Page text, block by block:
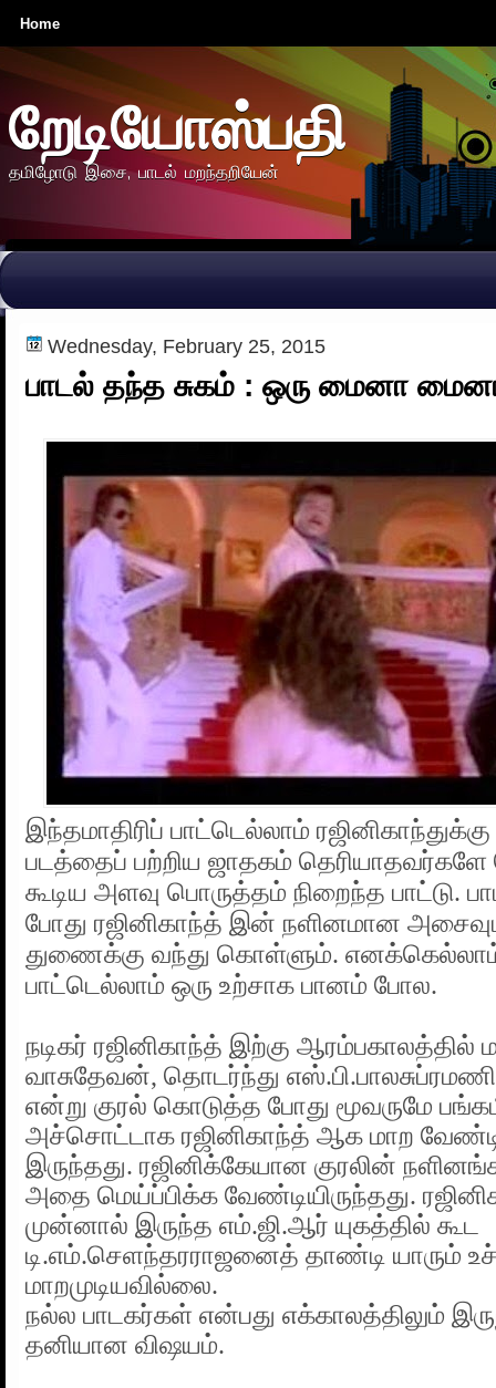
Home
றேடியோஸ்பதி
தமிழோடு இசை, பாடல் மறந்தறியேன்
Wednesday, February 25, 2015
பாடல் தந்த சுகம் : ஒரு மைனா
இந்தமாதிரிப் பாட்டெல்லாம் ரஜினிகாந்துக்கு
படத்தைப் பற்றிய ஜாதகம்
கூடிய அளவு பொருத்தம் நிறைந்த பாட்டு.
போது ரஜினிகாந்த் இன் நளினமான
துணைக்கு வந்து கொள்ளும்.
பாட்டெல்லாம் ஒரு உற்சாக பானம் போல.
நடிகர் ரஜினிகாந்த் இற்கு ஆரம்பகாலத்தில்
வாசுதேவன், தொடர்ந்து
என்று குரல் கொடுத்த போது மூவருமே
அச்சொட்டாக ரஜினிகாந்த் ஆக மாற
இருந்தது. ரஜினிக்கேயான குரலின்
அதை மெய்ப்பிக்க வேண்டியிருந்தது.
முன்னால் இருந்த எம்.ஜி.ஆர் யுகத்தில் கூட
டி.எம்.செளந்தரராஜனைத் தாண்டி யாரும்
மாறமுடியவில்லை.
நல்ல பாடகர்கள் என்பது எக்காலத்திலும்
தனியான விஷயம்.